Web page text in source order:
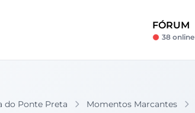
FÓRUM
38 online
do Ponte Preta Momentos Marcantes